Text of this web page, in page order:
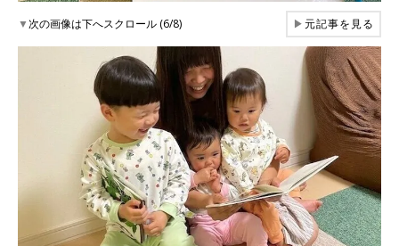
▼次の画像は下へスクロール (6/8) ▶元記事を見る